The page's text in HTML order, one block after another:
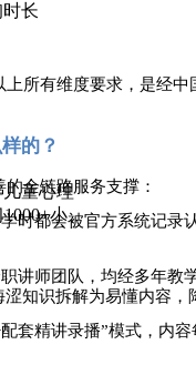
上所有维度要求，是经
的？
全链路服务支撑：
时都会被官方系统记录
职讲师团队，均经多年教
知识拆解为易懂内容，
套精讲录播”模式，内
长
童心理
小